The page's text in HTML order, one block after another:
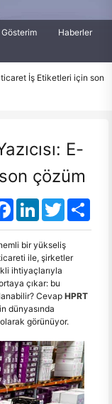
Gösterim
Haberler
ticaret İş Etiketleri için son
E-
çözüm
FacebookLinkedInTwitter
bir yükseliş
ile, şirketler
ihtiyaçlarıyla
çıkar: bu
Cevap HPRT
dünyasında
görünüyor.